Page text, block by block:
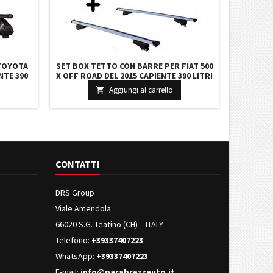
390
SET BOX TETTO CON BARRE PER FIAT 500
X OFF ROAD DEL 2015 CAPIENTE 390 LITRI
IN GRIGIO SCURO CON CHIAVE BARRE 127
CM C/SERRATURA
 Aggiungi al carrello
CONTATTI
DRS Group
Viale Amendola
66020 S.G. Teatino (CH) – ITALY
Telefono: +39337407223
WhatsApp: +39337407223